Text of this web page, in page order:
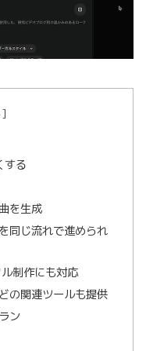
する
を生成
同じ流れで進められ
制作にも対応
の関連ツールも提供
ン